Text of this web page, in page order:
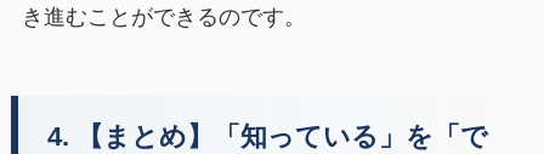
き進むことができるのです。
4. 【まとめ】「知っている」を「で